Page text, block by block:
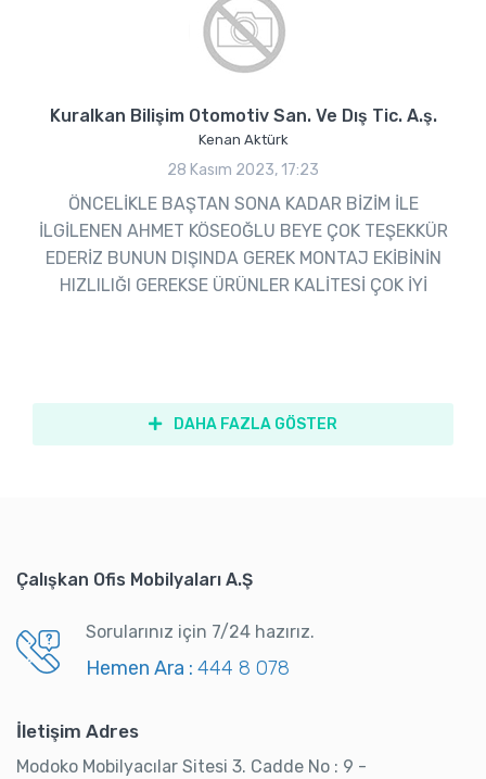
Kuralkan Bilişim Otomotiv San. Ve Dış Tic. A.ş.
Kenan Aktürk
28 Kasım 2023, 17:23
ÖNCELİKLE BAŞTAN SONA KADAR BİZİM İLE
İLGİLENEN AHMET KÖSEOĞLU BEYE ÇOK TEŞEKKÜR
EDERİZ BUNUN DIŞINDA GEREK MONTAJ EKİBİNİN
HIZLILIĞI GEREKSE ÜRÜNLER KALİTESİ ÇOK İYİ
DAHA FAZLA GÖSTER
Çalışkan Ofis Mobilyaları A.Ş
Sorularınız için 7/24 hazırız.
Hemen Ara : 444 8 078
İletişim Adres
Modoko Mobilyacılar Sitesi 3. Cadde No : 9 -